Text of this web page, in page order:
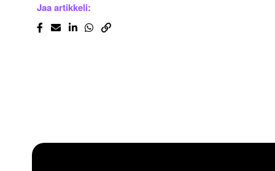
Jaa artikkeli: